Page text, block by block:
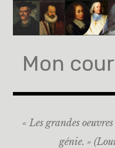
Accéder
contenu
Mon
« Les grandes
génie. »